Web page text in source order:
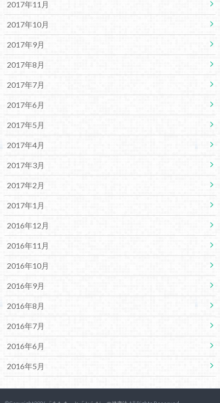
2017年11月
2017年10月
2017年9月
2017年8月
2017年7月
2017年6月
2017年5月
2017年4月
2017年3月
2017年2月
2017年1月
2016年12月
2016年11月
2016年10月
2016年9月
2016年8月
2016年7月
2016年6月
2016年5月